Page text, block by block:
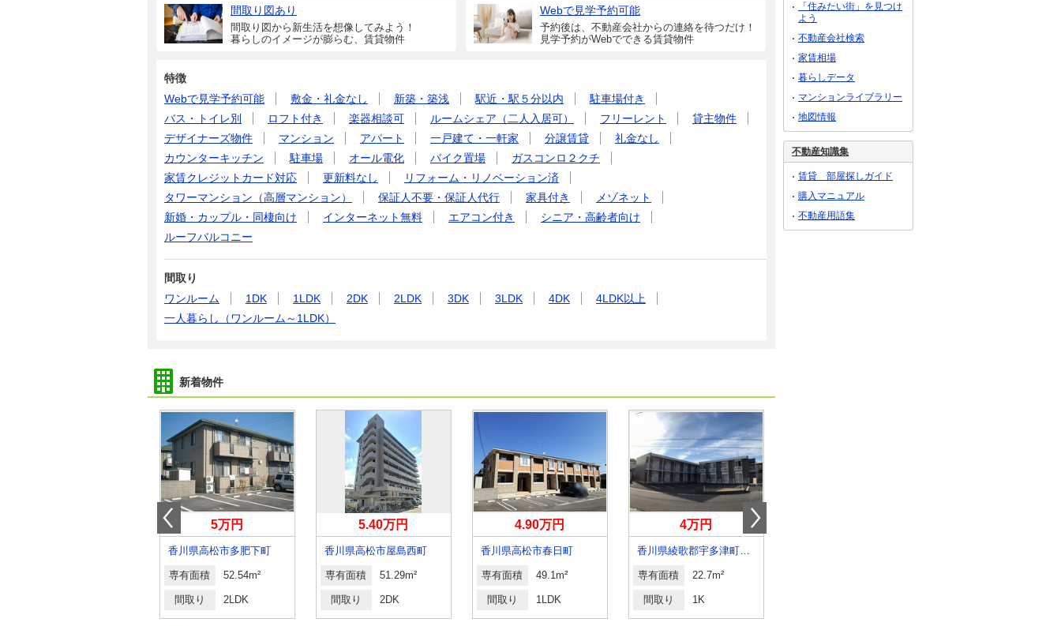
間取り図あり
間取り図から新生活を想像してみよう！
暮らしのイメージが膨らむ、賃貸物件
Webで見学予約可能
予約後は、不動産会社からの連絡を待つだけ！
見学予約がWebでできる賃貸物件
特徴
Webで見学予約可能
敷金・礼金なし 新築・築浅 駅近・駅５分以内
駐車場付き
バス・トイレ別
ロフト付き 楽器相談可 ルームシェア（二人入居可） フリーレント
貸主物件
デザイナーズ物件
マンション アパート 一戸建て・一軒家 分譲賃貸
礼金なし
カウンターキッチン
駐車場 オール電化 バイク置場
ガスコンロ２クチ
家賃クレジットカード対応
更新料なし
リフォーム・リノベーション済
タワーマンション（高層マンション）
保証人不要・保証人代行 家具付き
メゾネット
新婚・カップル・同棲向け
インターネット無料 エアコン付き
シニア・高齢者向け
ルーフバルコニー
間取り
ワンルーム
1DK 1LDK 2DK 2LDK 3DK 3LDK 4DK
4LDK以上
一人暮らし（ワンルーム～1LDK）
新着物件
5万円
香川県高松市多肥下町
専有面積 52.54m²
間取り 2LDK
5.40万円
香川県高松市屋島西町
専有面積 51.29m²
間取り 2DK
4.90万円
香川県高松市春日町
専有面積 49.1m²
間取り 1LDK
4万円
香川県綾歌郡宇多津町新開
専有面積 22.7m²
間取り 1K
「住みたい街」を見つけ
よう
不動産会社検索
家賃相場
暮らしデータ
マンションライブラリー
地図情報
不動産知識集
賃貸 部屋探しガイド
購入マニュアル
不動産用語集